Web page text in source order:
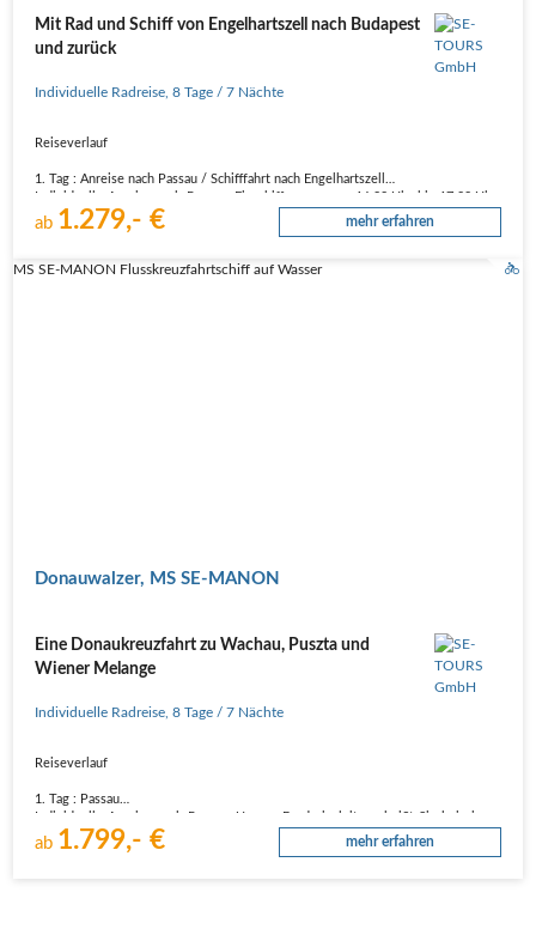
Mit Rad und Schiff von Engelhartszell nach Budapest
und zurück
Individuelle Radreise ,8 Tage / 7 Nächte
Reiseverlauf
1. Tag : Anreise nach Passau / Schifffahrt nach Engelhartszell
Gegen 19:00 Uhr Abfahrt nach Engelhartszell, Ankunft ca. 22.00 Uhr.
2. Tag : Engelhartszell – Aschach, Radtour ca. 40 - 46 km / Schifffahrt nach…
ab 1.279,- € mehr erfahren
MS SE-MANON Flusskreuzfahrtschiff auf Wasser
Donauwalzer, MS SE-MANON
Eine Donaukreuzfahrt zu Wachau, Puszta und
Wiener Melange
Individuelle Radreise ,8 Tage / 7 Nächte
Reiseverlauf
1. Tag : Passau
Begrüßungssekt an Bord herzlich Willkommen. Genießen Sie anschließend die
erste Etappe Ihrer Reise durch die idyllische Wachau.
ab 1.799,- € mehr erfahren